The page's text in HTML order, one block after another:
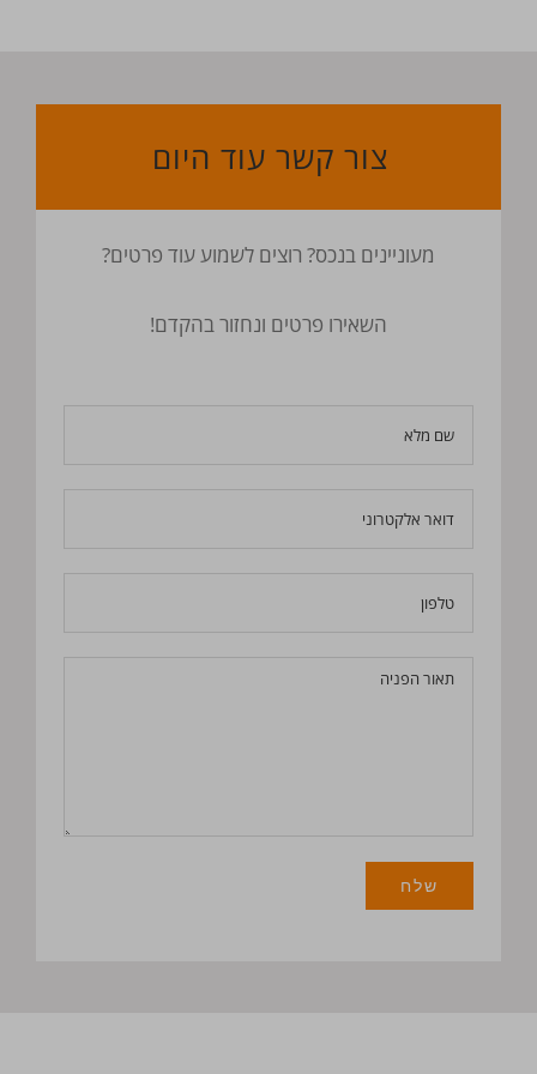
צור קשר עוד היום
מעוניינים בנכס? רוצים לשמוע עוד פרטים?
השאירו פרטים ונחזור בהקדם!